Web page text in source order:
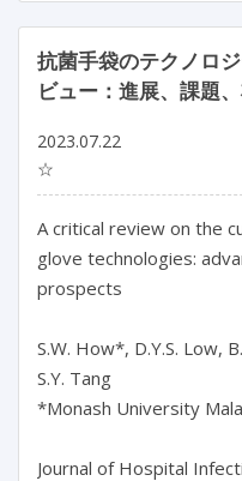
抗菌手袋のテクノロ
ビュー：進展、課題
2023.07.22
☆
A critical review on the
glove technologies:
prospects
S.W. How*, D.Y.S. Low,
S.Y. Tang
*Monash University
Journal of Hospital